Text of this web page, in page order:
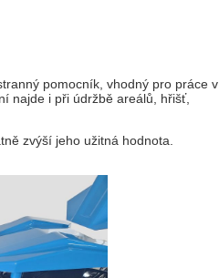
pomocník, vhodný pro práce v
najde i při údržbě areálů, hřišť,
zvýší jeho užitná hodnota.